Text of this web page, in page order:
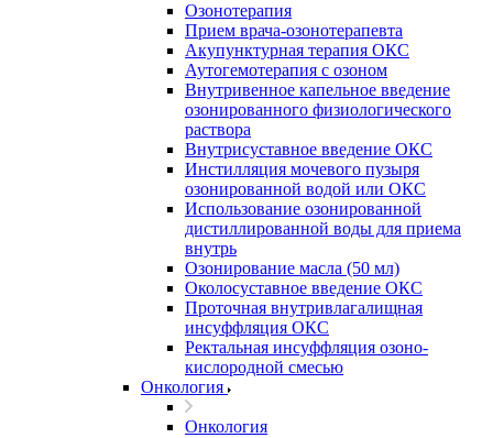
Озонотерапия
Прием врача-озонотерапевта
Акупунктурная терапия ОКС
Аутогемотерапия с озоном
Внутривенное капельное введение
озонированного физиологического
раствора
Внутрисуставное введение ОКС
Инстилляция мочевого пузыря
озонированной водой или ОКС
Использование озонированной
дистиллированной воды для приема
внутрь
Озонирование масла (50 мл)
Околосуставное введение ОКС
Проточная внутривлагалищная
инсуффляция ОКС
Ректальная инсуффляция озоно-
кислородной смесью
Онкология
Онкология